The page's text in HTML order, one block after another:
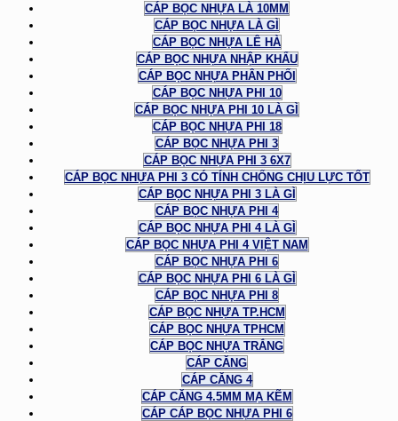
CÁP BỌC NHỰA LÀ 10MM
CÁP BỌC NHỰA LÀ GÌ
CÁP BỌC NHỰA LÊ HÀ
CÁP BỌC NHỰA NHẬP KHẨU
CÁP BỌC NHỰA PHÂN PHỐI
CÁP BỌC NHỰA PHI 10
CÁP BỌC NHỰA PHI 10 LÀ GÌ
CÁP BỌC NHỰA PHI 18
CÁP BỌC NHỰA PHI 3
CÁP BỌC NHỰA PHI 3 6X7
CÁP BỌC NHỰA PHI 3 CÓ TÍNH CHỐNG CHỊU LỰC TỐT
CÁP BỌC NHỰA PHI 3 LÀ GÌ
CÁP BỌC NHỰA PHI 4
CÁP BỌC NHỰA PHI 4 LÀ GÌ
CÁP BỌC NHỰA PHI 4 VIỆT NAM
CÁP BỌC NHỰA PHI 6
CÁP BỌC NHỰA PHI 6 LÀ GÌ
CÁP BỌC NHỰA PHI 8
CÁP BỌC NHỰA TP.HCM
CÁP BỌC NHỰA TPHCM
CÁP BỌC NHỰA TRẮNG
CÁP CĂNG
CÁP CĂNG 4
CÁP CĂNG 4.5MM MẠ KẼM
CÁP CÁP BỌC NHỰA PHI 6